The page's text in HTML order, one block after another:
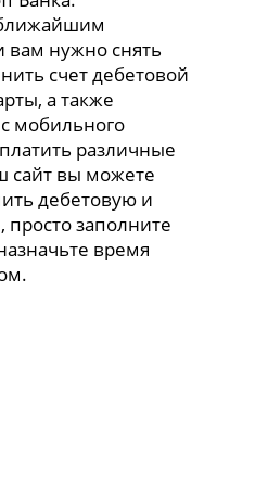
вам нужно снять
счет дебетовой
а также
мобильного
различные
сайт вы можете
дебетовую и
заполните
время